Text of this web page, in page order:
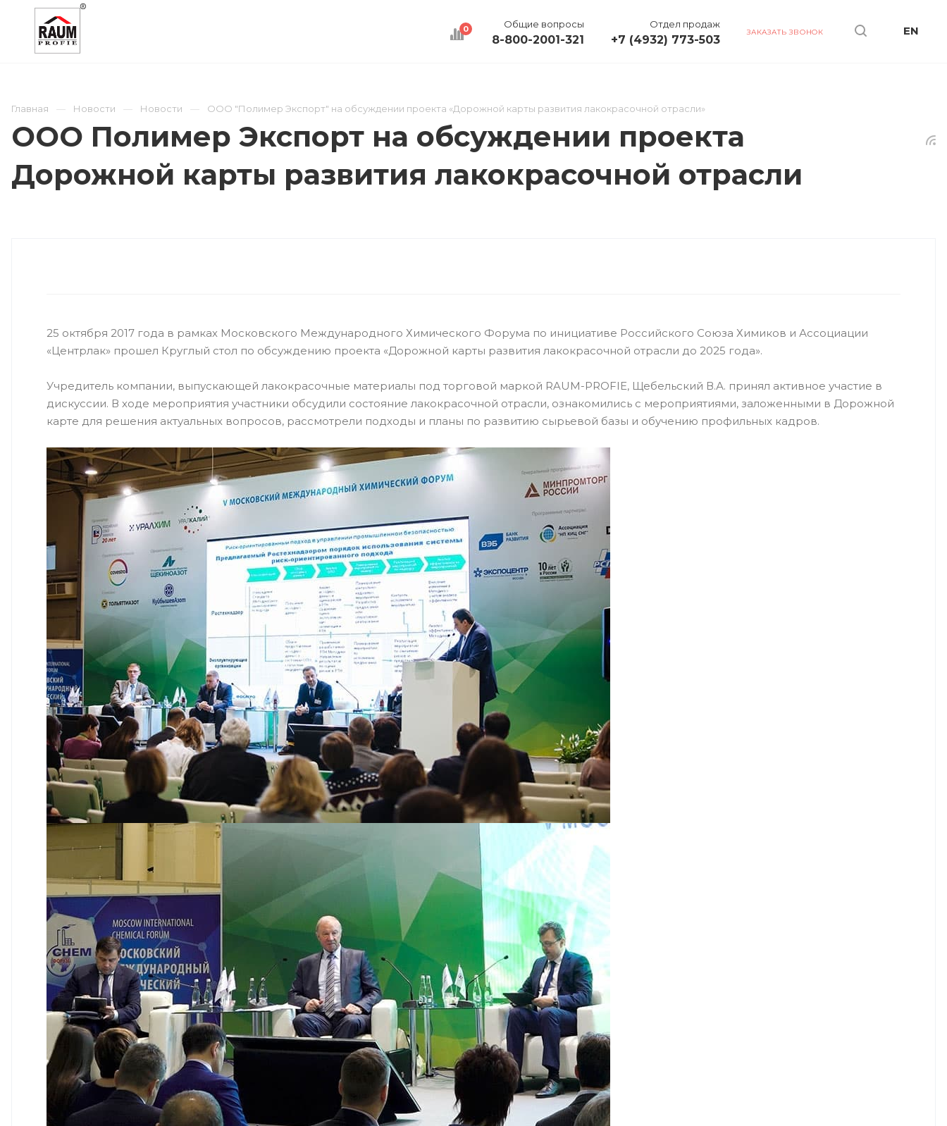
EN
0 Общие вопросы
8-800-2001-321
Отдел продаж
+7 (4932) 773-503
ЗАКАЗАТЬ ЗВОНОК
Главная
Новости Новости ООО "Полимер Экспорт" на обсуждении проекта «Дорожной карты развития лакокрасочной отрасли»
ООО Полимер Экспорт на обсуждении проекта
Дорожной карты развития лакокрасочной отрасли
25 октября 2017 года в рамках Московского Международного Химического Форума по инициативе Российского Союза Химиков и Ассоциации
«Центрлак» прошел Круглый стол по обсуждению проекта «Дорожной карты развития лакокрасочной отрасли до 2025 года».
Учредитель компании, выпускающей лакокрасочные материалы под торговой маркой RAUM-PROFIE, Щебельский В.А. принял активное участие в
дискуссии. В ходе мероприятия участники обсудили состояние лакокрасочной отрасли, ознакомились с мероприятиями, заложенными в Дорожной
карте для решения актуальных вопросов, рассмотрели подходы и планы по развитию сырьевой базы и обучению профильных кадров.